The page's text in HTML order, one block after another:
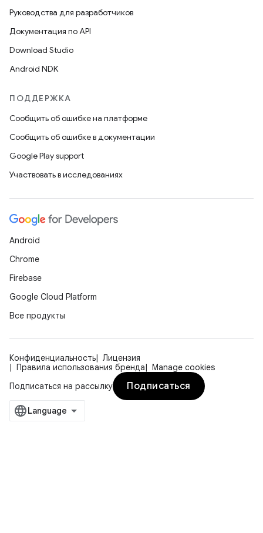
Руководства для разработчиков
Документация по API
Download Studio
Android NDK
ПОДДЕРЖКА
Сообщить об ошибке на платформе
Сообщить об ошибке в документации
Google Play support
Участвовать в исследованиях
Android
Chrome
Firebase
Google Cloud Platform
Все продукты
Конфиденциальность
Лицензия
Правила использования бренда
Manage cookies
Подписаться на рассылку
Подписаться